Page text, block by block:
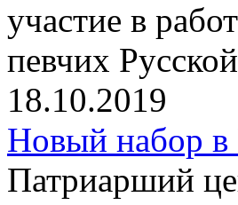
участие в
певчих
18.10.2019
Новый набор в
Патриарший